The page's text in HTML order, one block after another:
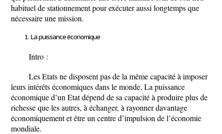
habituel de stationnement pour exécuter aussi longtemps que
nécessaire une mission.
La puissance économique
Intro :
Les Etats ne disposent pas de la même capacité à imposer
leurs intérêts économiques dans le monde. La puissance
économique d’un Etat dépend de sa capacité à produire plus de
richesse que les autres, à échanger, à rayonner davantage
économiquement et être un centre d’impulsion de l’économie
mondiale.